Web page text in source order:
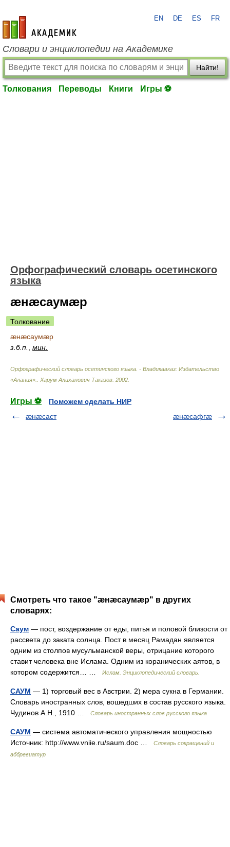
academic.ru
EN DE ES FR
Словари и энциклопедии на Академике
Найти!
Толкования Переводы Книги Игры ⚽
Орфографический словарь осетинского
языка
æнæсаумæр
Толкование
æнæсаумæр
з.б.п.
мин.
Орфографический словарь осетинского языка. - Владикавказ: Издательство
«Алания».
Харум Алиханович Таказов 2002
Игры ⚽
Поможем сделать НИР
æнæсаст
æнæсафгæ
Смотреть что такое "æнæсаумæр" в других
словарях:
Саум — пост, воздержание от еды, питья и половой близости от
рассвета до заката солнца. Пост в месяц Рамадан является
одним из столпов мусульманской веры, отрицание которого
ставит человека вне Ислама. Одним из коранических аятов, в
котором содержится… …
Ислам. Энциклопедический словарь.
САУМ — 1) торговый вес в Австрии. 2) мера сукна в Германии.
Словарь иностранных слов, вошедших в состав русского языка.
Чудинов А.Н., 1910 …
Словарь иностранных слов русского языка
САУМ — система автоматического управления мощностью
Источник: http://www.vniie.ru/saum.doc …
Словарь сокращений и
аббревиатур